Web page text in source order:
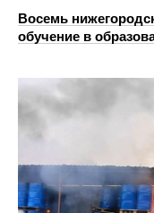
Восемь
обучение в